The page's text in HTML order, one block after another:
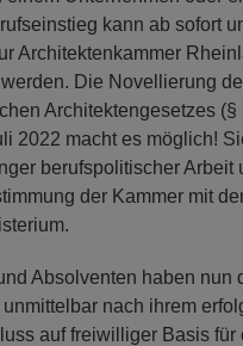
kann ab sofort
Architektenkammer
Die Novellierung
Architektengesetzes (§
2022 macht es möglich!
berufspolitischer Arbeit
der Kammer mit
Absolventen haben nun
nach ihrem
auf freiwilliger Basis für